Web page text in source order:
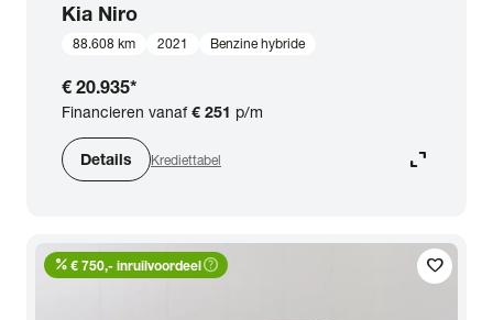
Kia Niro
88.608 km 2021 Benzine hybride
€ 20.935*
Financieren vanaf€ 251 p/m
Details Krediettabel expand_content
favorite
percent € 750,- inruilvoordeelhelp_outline